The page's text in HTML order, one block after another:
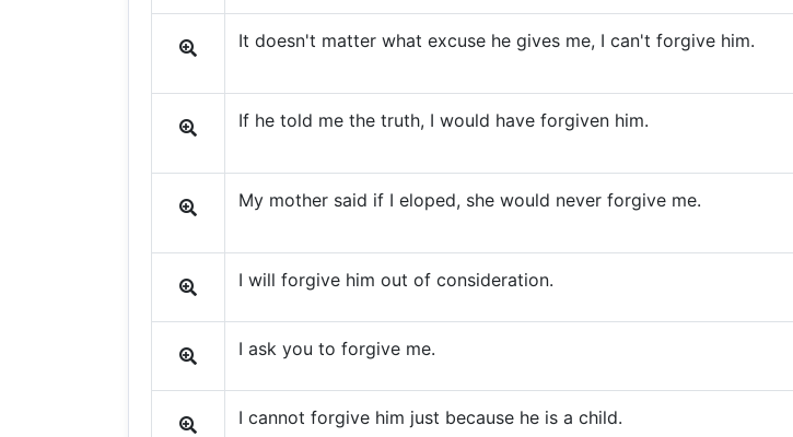
It doesn't matter what excuse he gives me, I can't forgive him.
If he told me the truth, I would have forgiven him.
My mother said if I eloped, she would never forgive me.
I will forgive him out of consideration.
I ask you to forgive me.
I cannot forgive him just because he is a child.